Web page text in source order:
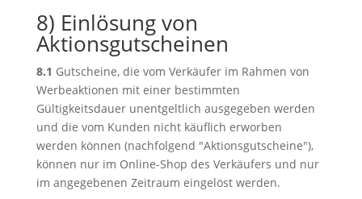
8) Einlösung von
Aktionsgutscheinen
8.1 Gutscheine, die vom Verkäufer im Rahmen von
Werbeaktionen mit einer bestimmten
Gültigkeitsdauer unentgeltlich ausgegeben werden
und die vom Kunden nicht käuflich erworben
werden können (nachfolgend "Aktionsgutscheine"),
können nur im Online-Shop des Verkäufers und nur
im angegebenen Zeitraum eingelöst werden.